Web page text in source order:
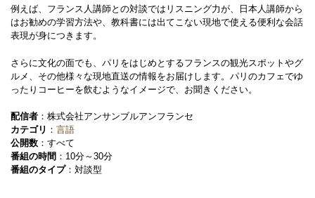
例えば、フランス人講師との対談ではリスニング力が、日本人講師から
はお勧めの学習方法や、教科書には出てこない現地で使える便利な会話
表現が身につきます。
さらに文化の面でも、パリをはじめとするフランスの観光スポットやグ
ルメ、その他様々な現地直送の情報をお届けします。パリのカフェでゆ
ったりコーヒーを飲むようなイメージで、お聞きください。
配信者 ：株式会社アンサンブルアンフランセ
カテゴリ ： 言語
公開数 ：すべて
番組の時間 ：10分～30分
番組のタイプ：対談型